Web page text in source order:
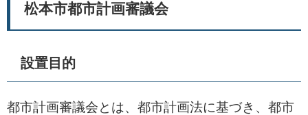
松本市都市計画審議会
設置目的
都市計画審議会とは、都市計画法に基づき、都市